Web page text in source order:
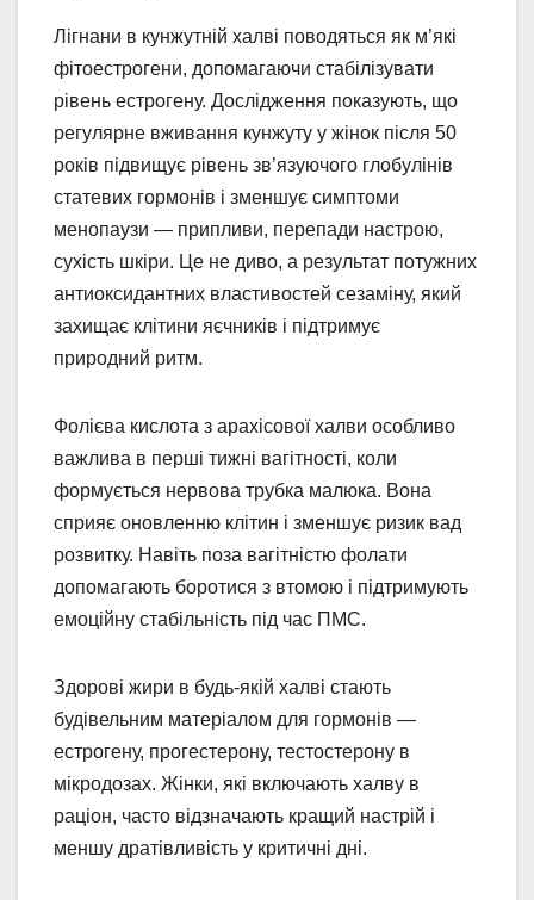
Лігнани в кунжутній халві поводяться як м’які
фітоестрогени, допомагаючи стабілізувати
рівень естрогену. Дослідження показують, що
регулярне вживання кунжуту у жінок після 50
років підвищує рівень зв’язуючого глобулінів
статевих гормонів і зменшує симптоми
менопаузи — припливи, перепади настрою,
сухість шкіри. Це не диво, а результат потужних
антиоксидантних властивостей сезаміну, який
захищає клітини яєчників і підтримує
природний ритм.
Фолієва кислота з арахісової халви особливо
важлива в перші тижні вагітності, коли
формується нервова трубка малюка. Вона
сприяє оновленню клітин і зменшує ризик вад
розвитку. Навіть поза вагітністю фолати
допомагають боротися з втомою і підтримують
емоційну стабільність під час ПМС.
Здорові жири в будь-якій халві стають
будівельним матеріалом для гормонів —
естрогену, прогестерону, тестостерону в
мікродозах. Жінки, які включають халву в
раціон, часто відзначають кращий настрій і
меншу дратівливість у критичні дні.